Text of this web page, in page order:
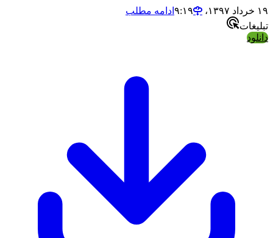
۱۹ خرداد ۱۳۹۷،‏ ۹:۱۹
ادامه مطلب
تبلیغات
دانلود